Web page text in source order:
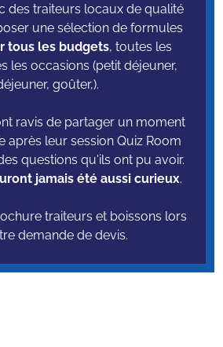
des traiteurs locaux de qualité
une sélection de formules
tous les budgets, toutes les
les occasions (petit déjeuner,
goûter,).
ravis de partager un moment
après leur session Quiz Room
questions qu'ils ont pu avoir.
jamais été aussi curieux.
traiteurs et boissons lors
demande de devis.